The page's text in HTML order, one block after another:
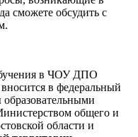
сможете обсудить с
в ЧОУ ДПО
в федеральный
образовательными
общего и
области и